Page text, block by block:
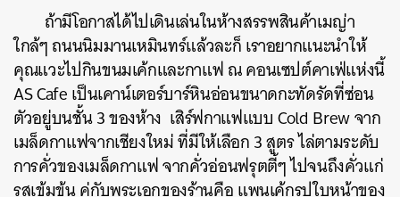
ถ้ามีโอกาสได้ไปเดินเล่นในห้างสรรพสินค้าเมญ่า
ใกล้ๆ ถนนนิมมานเหมินทร์แล้วละก็ เราอยากแนะนำให้
คุณแวะไปกินขนมเค้กและกาแฟ ณ คอนเซปต์คาเฟ่แห่งนี้
AS Cafe เป็นเคาน์เตอร์บาร์หินอ่อนขนาดกะทัดรัดที่ซ่อน
ตัวอยู่บนชั้น 3 ของห้าง เสิร์ฟกาแฟแบบ Cold Brew จาก
เมล็ดกาแฟจากเชียงใหม่ ที่มีให้เลือก 3 สูตร ไล่ตามระดับ
การคั่วของเมล็ดกาแฟ จากคั่วอ่อนฟรุตตี้ๆ ไปจนถึงคั่วแก่
รสเข้มข้น คู่กับพระเอกของร้านคือ แพนเค้กรูปใบหน้าของ